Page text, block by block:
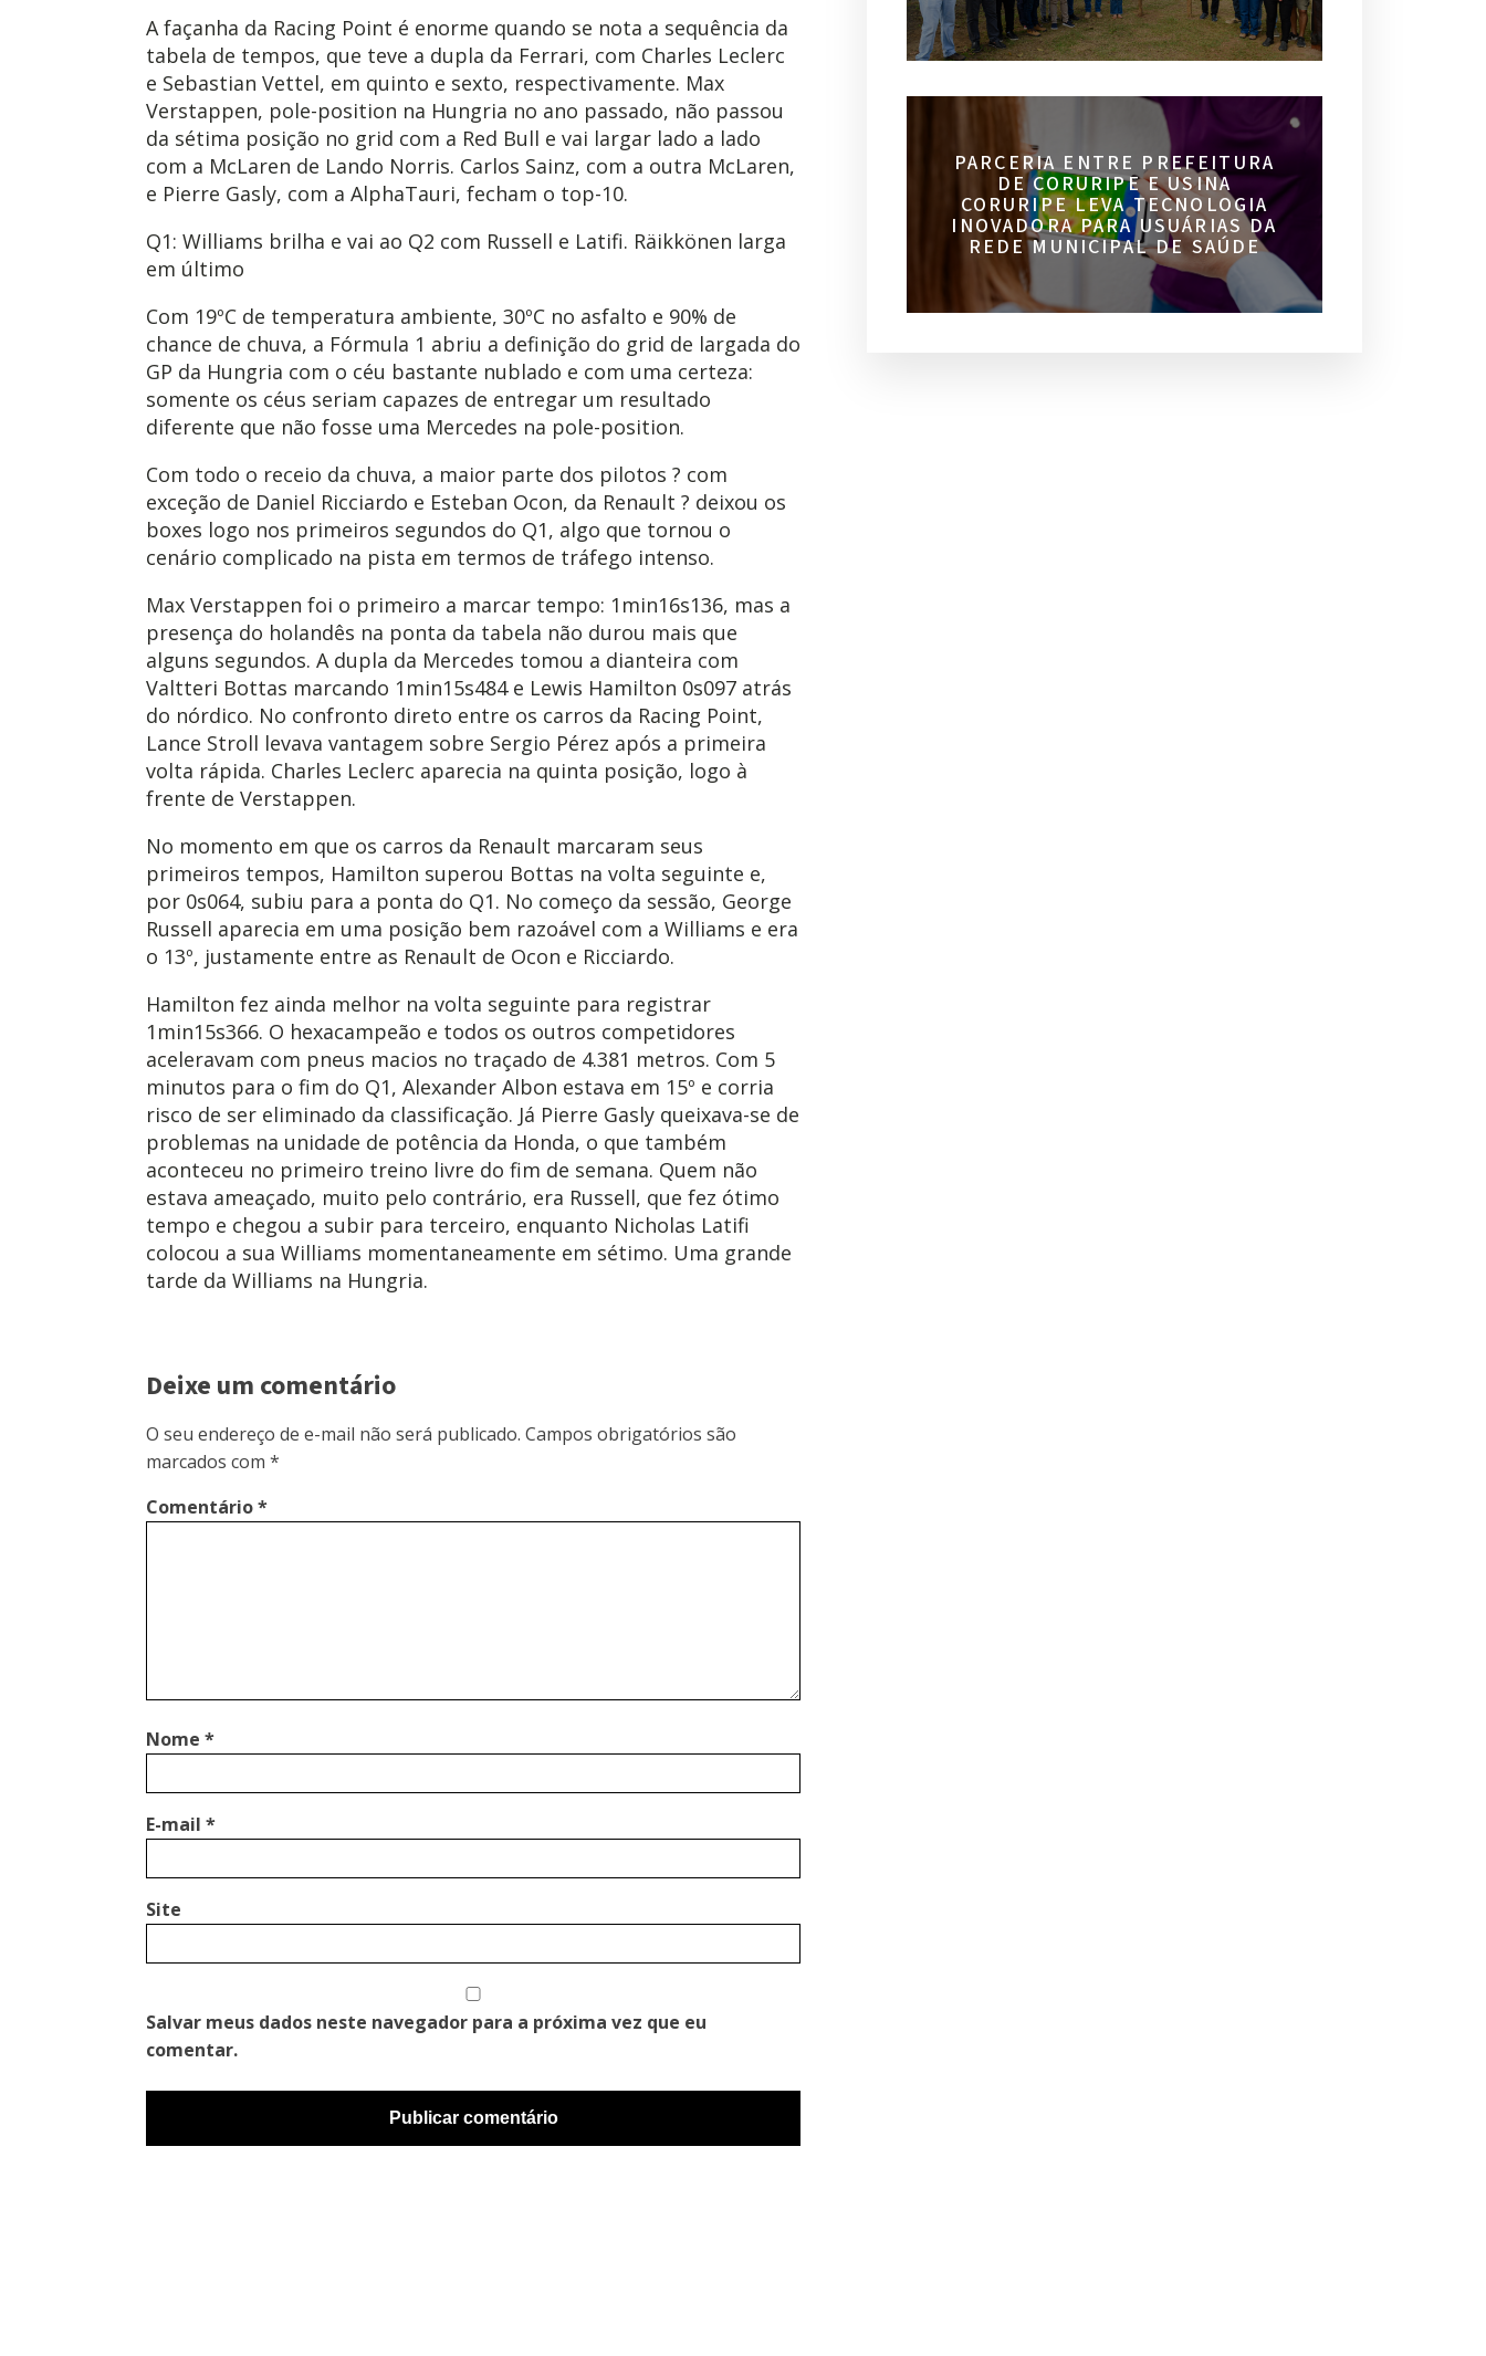
A façanha da Racing Point é enorme quando se nota a sequência da
tabela de tempos, que teve a dupla da Ferrari, com Charles Leclerc
e Sebastian Vettel, em quinto e sexto, respectivamente. Max
Verstappen, pole-position na Hungria no ano passado, não passou
da sétima posição no grid com a Red Bull e vai largar lado a lado
com a McLaren de Lando Norris. Carlos Sainz, com a outra McLaren,
e Pierre Gasly, com a AlphaTauri, fecham o top-10.
Q1: Williams brilha e vai ao Q2 com Russell e Latifi. Räikkönen larga
em último
Com 19ºC de temperatura ambiente, 30ºC no asfalto e 90% de
chance de chuva, a Fórmula 1 abriu a definição do grid de largada do
GP da Hungria com o céu bastante nublado e com uma certeza:
somente os céus seriam capazes de entregar um resultado
diferente que não fosse uma Mercedes na pole-position.
Com todo o receio da chuva, a maior parte dos pilotos ? com
exceção de Daniel Ricciardo e Esteban Ocon, da Renault ? deixou os
boxes logo nos primeiros segundos do Q1, algo que tornou o
cenário complicado na pista em termos de tráfego intenso.
Max Verstappen foi o primeiro a marcar tempo: 1min16s136, mas a
presença do holandês na ponta da tabela não durou mais que
alguns segundos. A dupla da Mercedes tomou a dianteira com
Valtteri Bottas marcando 1min15s484 e Lewis Hamilton 0s097 atrás
do nórdico. No confronto direto entre os carros da Racing Point,
Lance Stroll levava vantagem sobre Sergio Pérez após a primeira
volta rápida. Charles Leclerc aparecia na quinta posição, logo à
frente de Verstappen.
No momento em que os carros da Renault marcaram seus
primeiros tempos, Hamilton superou Bottas na volta seguinte e,
por 0s064, subiu para a ponta do Q1. No começo da sessão, George
Russell aparecia em uma posição bem razoável com a Williams e era
o 13º, justamente entre as Renault de Ocon e Ricciardo.
Hamilton fez ainda melhor na volta seguinte para registrar
1min15s366. O hexacampeão e todos os outros competidores
aceleravam com pneus macios no traçado de 4.381 metros. Com 5
minutos para o fim do Q1, Alexander Albon estava em 15º e corria
risco de ser eliminado da classificação. Já Pierre Gasly queixava-se de
problemas na unidade de potência da Honda, o que também
aconteceu no primeiro treino livre do fim de semana. Quem não
estava ameaçado, muito pelo contrário, era Russell, que fez ótimo
tempo e chegou a subir para terceiro, enquanto Nicholas Latifi
colocou a sua Williams momentaneamente em sétimo. Uma grande
tarde da Williams na Hungria.
Deixe um comentário
O seu endereço de e-mail não será publicado. Campos obrigatórios são
marcados com *
Comentário*
Nome *
E-mail *
Site
Salvar meus dados neste navegador para a próxima vez que eu
comentar.
PARCERIA ENTRE PREFEITURA
DE CORURIPE E USINA
CORURIPE LEVA TECNOLOGIA
INOVADORA PARA USUÁRIAS DA
REDE MUNICIPAL DE SAÚDE